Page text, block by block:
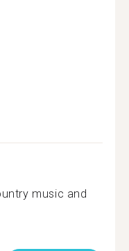
music and